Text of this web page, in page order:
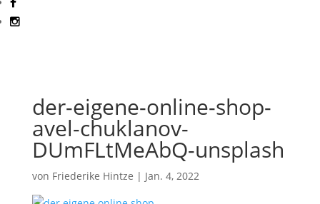
der-eigene-online-shop-
avel-chuklanov-
DUmFLtMeAbQ-unsplash
von Friederike Hintze | Jan. 4, 2022